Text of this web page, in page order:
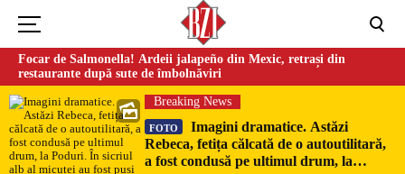
Focar de Salmonella! Ardeii jalapeño din Mexic, retrași din
restaurante după sute de îmbolnăviri
Breaking News
FOTO
Imagini dramatice. Astăzi
Rebeca, fetița călcată de o autoutilitară,
a fost condusă pe ultimul drum, la